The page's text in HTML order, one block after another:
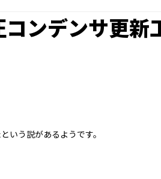
ンデンサ更新
いう説があるようです。